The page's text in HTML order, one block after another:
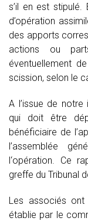
s’il en est
d’opération
des apports
actions ou
éventuellement
scission, selon le
A l’issue de notre
qui doit être
bénéficiaire de
l’assemblée
l‘opération. Ce
greffe du Tribunal
Les associés ont
établie par le